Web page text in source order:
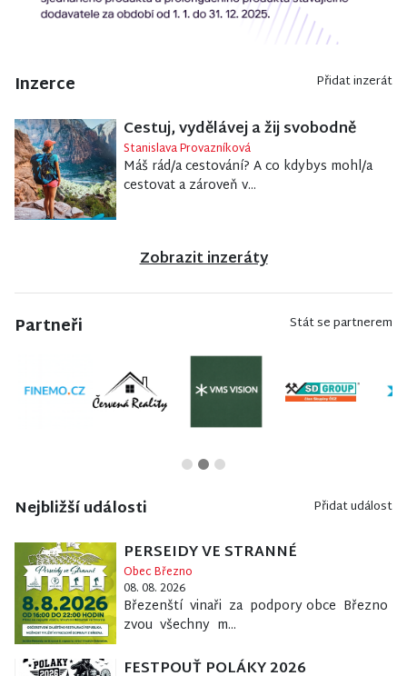
Inzerce Přidat inzerát
Cestuj, vydělávej a žij svobodně
Stanislava Provazníková
Máš rád/a cestování? A co kdybys mohl/a
cestovat a zároveň v...
Zobrazit inzeráty
Partneři Stát se partnerem
Nejbližší události Přidat událost
PERSEIDY VE STRANNÉ
Obec Březno
08. 08. 2026
Březenští vinaři za podpory obce Březno
zvou všechny m...
FESTPOUŤ POLÁKY 2026